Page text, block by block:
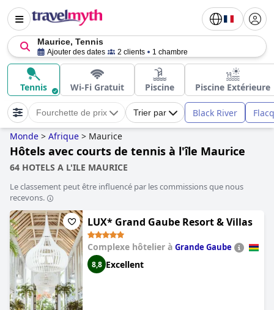
Maurice, Tennis
Ajouter des dates 2 clients 1 chambre
Tennis Wi-Fi Gratuit Piscine Piscine Extérieure
Fourchette de prix Trier par Black River Flacq
Monde > Afrique > Maurice
Hôtels avec courts de tennis à l'île Maurice
64 HOTELS A L'ILE MAURICE
Le classement peut être influencé par les commissions que nous
recevons.
LUX* Grand Gaube Resort & Villas
Complexe hôtelier à Grande Gaube
8,8 Excellent